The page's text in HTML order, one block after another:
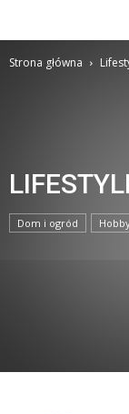
Strona główna
Dom i ogród